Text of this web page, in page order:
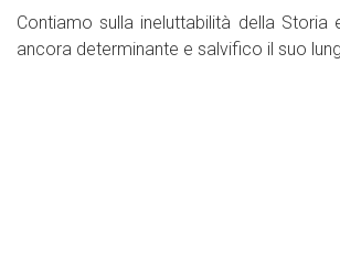
Contiamo sulla ineluttabilità della
ancora determinante e salvifico il suo